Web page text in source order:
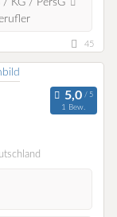
KG / PersG
45
1 Bew.